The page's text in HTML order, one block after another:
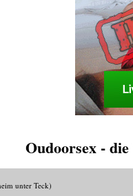
Oudoorsex -
unter Teck)